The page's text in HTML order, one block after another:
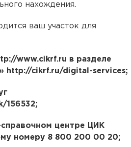
нахождения.
ваш участок для
www.cikrf.ru в разделе
http://cikrf.ru/digital-services;
156532;
центре ЦИК
номеру 8 800 200 00 20;